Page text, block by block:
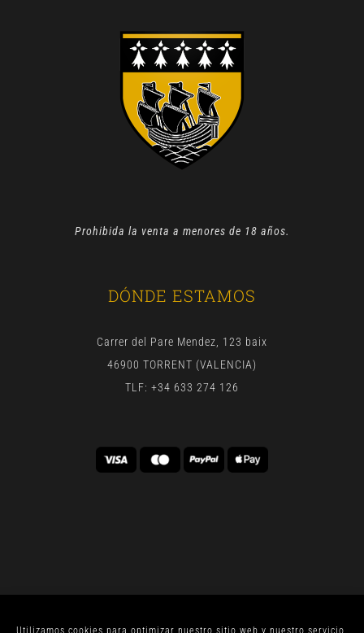
Utilizamos cookies para optimizar nuestro sitio web y nuestro servicio.
Prohibida la venta a menores de 18 años.
DÓNDE ESTAMOS
Carrer del Pare Mendez, 123 baix
46900 TORRENT (VALENCIA)
TLF: +34 633 274 126